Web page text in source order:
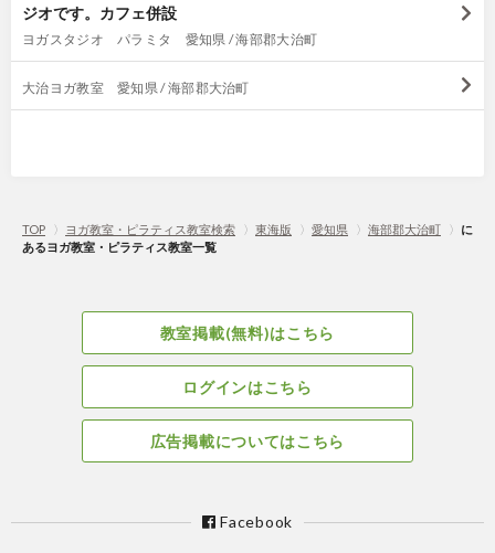
ジオです。カフェ併設
ヨガスタジオ パラミタ 愛知県 / 海部郡大治町
大治ヨガ教室 愛知県 / 海部郡大治町
TOP 〉 ヨガ教室・ピラティス教室検索 〉 東海版 〉 愛知県 〉 海部郡大治町 〉 に
あるヨガ教室・ピラティス教室一覧
教室掲載(無料)はこちら
ログインはこちら
広告掲載についてはこちら
Facebook